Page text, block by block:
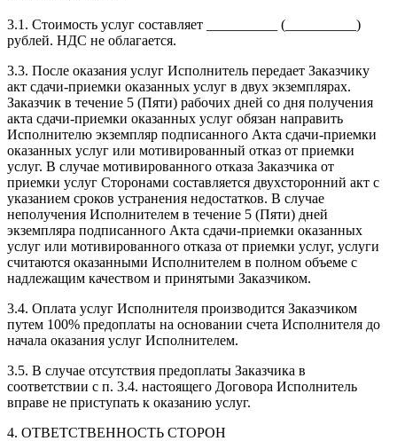
3.1. Стоимость услуг составляет __________ (__________)
рублей. НДС не облагается.
3.3. После оказания услуг Исполнитель передает Заказчику
акт сдачи-приемки оказанных услуг в двух экземплярах.
Заказчик в течение 5 (Пяти) рабочих дней со дня получения
акта сдачи-приемки оказанных услуг обязан направить
Исполнителю экземпляр подписанного Акта сдачи-приемки
оказанных услуг или мотивированный отказ от приемки
услуг. В случае мотивированного отказа Заказчика от
приемки услуг Сторонами составляется двухсторонний акт с
указанием сроков устранения недостатков. В случае
неполучения Исполнителем в течение 5 (Пяти) дней
экземпляра подписанного Акта сдачи-приемки оказанных
услуг или мотивированного отказа от приемки услуг, услуги
считаются оказанными Исполнителем в полном объеме с
надлежащим качеством и принятыми Заказчиком.
3.4. Оплата услуг Исполнителя производится Заказчиком
путем 100% предоплаты на основании счета Исполнителя до
начала оказания услуг Исполнителем.
3.5. В случае отсутствия предоплаты Заказчика в
соответствии с п. 3.4. настоящего Договора Исполнитель
вправе не приступать к оказанию услуг.
4. ОТВЕТСТВЕННОСТЬ СТОРОН